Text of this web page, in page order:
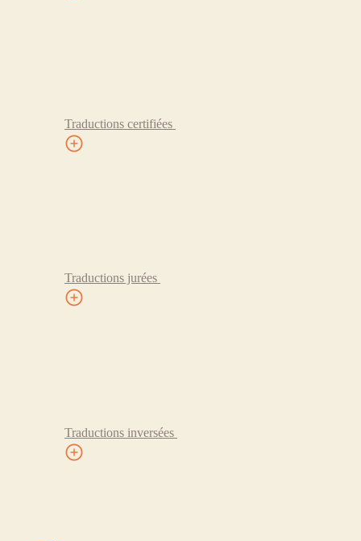
Traductions certifiées
Traductions jurées
Traductions inversées